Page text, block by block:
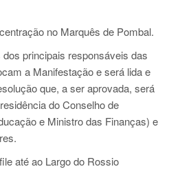
no Marquês de Pombal.
principais responsáveis das
a Manifestação e será lida e
que, a ser aprovada, será
do Conselho de
e Ministro das Finanças) e
até ao Largo do Rossio